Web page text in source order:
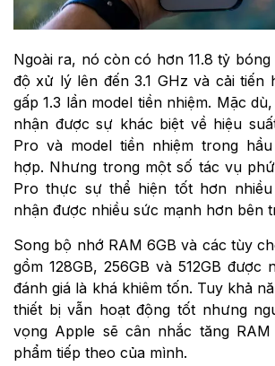
Ngoài ra, nó còn có hơn 11.8 tỷ
độ xử lý lên đến 3.1 GHz và cải tiến
gấp 1.3 lần model tiền nhiệm. Mặc
nhận được sự khác biệt về hiệu
Pro và model tiền nhiệm trong
hợp. Nhưng trong một số tác vụ
Pro thực sự thể hiện tốt hơn
nhận được nhiều sức mạnh hơn bên
Song bộ nhớ RAM 6GB và các tùy
gồm 128GB, 256GB và 512GB được
đánh giá là khá khiêm tốn. Tuy khả
thiết bị vẫn hoạt động tốt nhưng
vọng Apple sẽ cân nhắc tăng
phẩm tiếp theo của mình.